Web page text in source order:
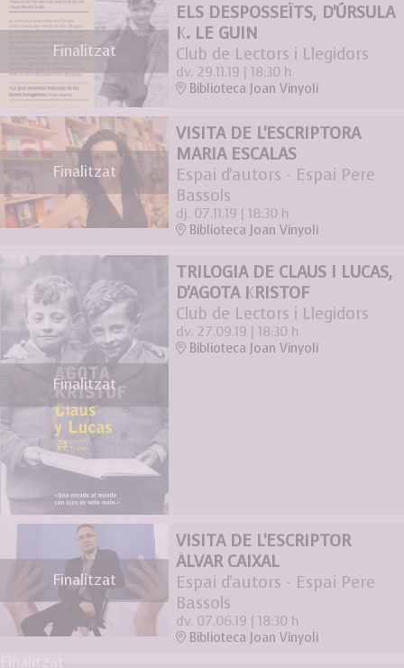
Finalitzat
ELS DESPOSSEÏTS, D'ÚRSULA
K. LE GUIN
Club de Lectors i Llegidors
dv. 29.11.19 | 18:30 h
Biblioteca Joan Vinyoli
Finalitzat
VISITA DE L'ESCRIPTORA
MARIA ESCALAS
Espai d'autors - Espai Pere
Bassols
dj. 07.11.19 | 18:30 h
Biblioteca Joan Vinyoli
Finalitzat
TRILOGIA DE CLAUS I LUCAS,
D'AGOTA KRISTOF
Club de Lectors i Llegidors
dv. 27.09.19 | 18:30 h
Biblioteca Joan Vinyoli
Finalitzat
VISITA DE L'ESCRIPTOR
ÀLVAR CAIXAL
Espai d'autors - Espai Pere
Bassols
dv. 07.06.19
18:30 h
Biblioteca Joan Vinyoli